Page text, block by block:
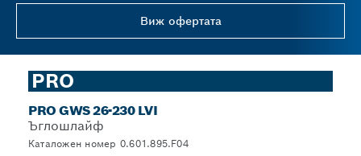
Виж офертата
PRO
PRO GWS 26-230 LVI
Ъглошлайф
Каталожен номер 0.601.895.F04